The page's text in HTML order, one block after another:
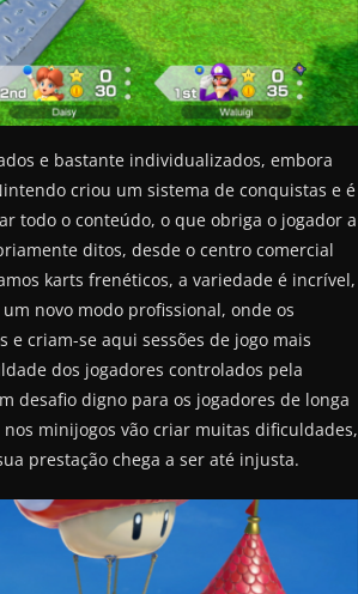
e bastante individualizados, embora
criou um sistema de conquistas e é
todo o conteúdo, o que obriga o jogador a
ditos, desde o centro comercial
karts frenéticos, a variedade é incrível,
novo modo profissional, onde os
criam-se aqui sessões de jogo mais
dos jogadores controlados pela
desafio digno para os jogadores de longa
minijogos vão criar muitas dificuldades,
prestação chega a ser até injusta.